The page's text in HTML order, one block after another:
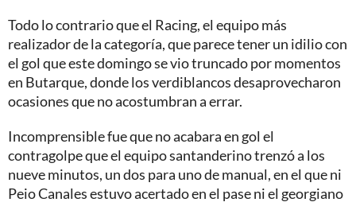
Todo lo contrario que el Racing, el equipo más
realizador de la categoría, que parece tener un idilio con
el gol que este domingo se vio truncado por momentos
en Butarque, donde los verdiblancos desaprovecharon
ocasiones que no acostumbran a errar.
Incomprensible fue que no acabara en gol el
contragolpe que el equipo santanderino trenzó a los
nueve minutos, un dos para uno de manual, en el que ni
Peio Canales estuvo acertado en el pase ni el georgiano